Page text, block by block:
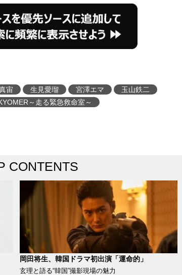
宙 生見愛瑠 宮澤エマ
玉山鉄二
～走る緊急救命室～
CONTENTS
岡田将生、韓国ドラマ初出演「運命的」
玄理と語る“韓国”撮影現場の魅力